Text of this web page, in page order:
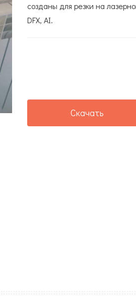
созданы для резки на
DFX, AI.
Скачать